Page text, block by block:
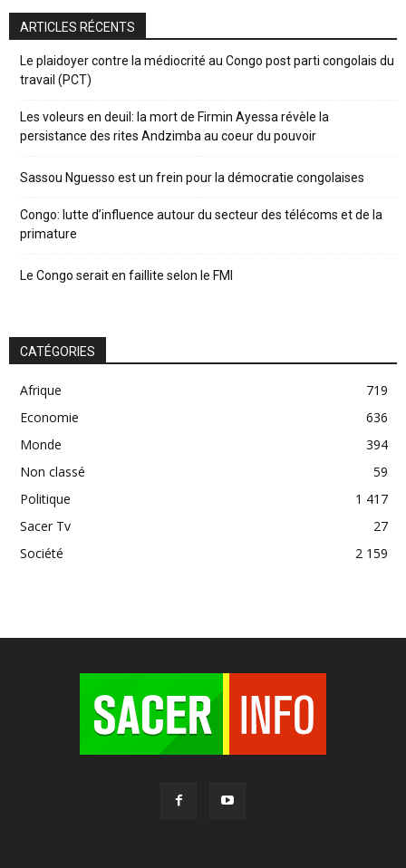
ARTICLES RÉCENTS
Le plaidoyer contre la médiocrité au Congo post parti congolais du
travail (PCT)
Les voleurs en deuil: la mort de Firmin Ayessa révèle la
persistance des rites Andzimba au coeur du pouvoir
Sassou Nguesso est un frein pour la démocratie congolaises
Congo: lutte d’influence autour du secteur des télécoms et de la
primature
Le Congo serait en faillite selon le FMI
CATÉGORIES
Afrique
719
Economie
636
Monde
394
Non classé
59
Politique
1 417
Sacer Tv
27
Société
2 159